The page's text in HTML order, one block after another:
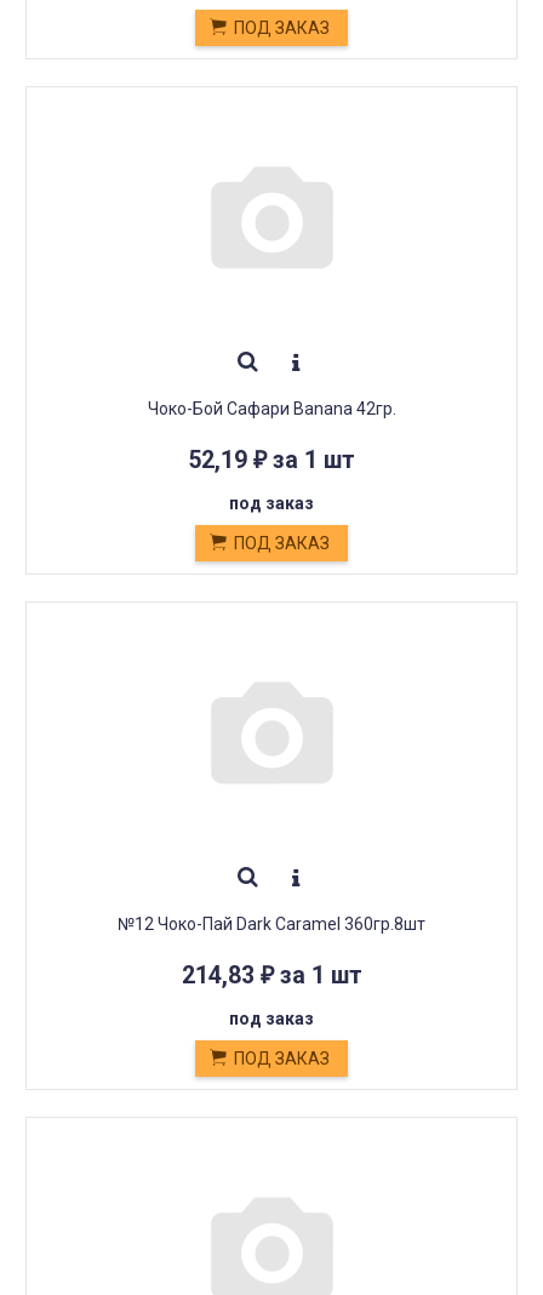
ПОД ЗАКАЗ
Чоко-Бой Сафари Banana 42гр.
52,19 ₽за 1 шт
под заказ
ПОД ЗАКАЗ
№12 Чоко-Пай Dark Caramel 360гр.8шт
214,83 ₽за 1 шт
под заказ
ПОД ЗАКАЗ